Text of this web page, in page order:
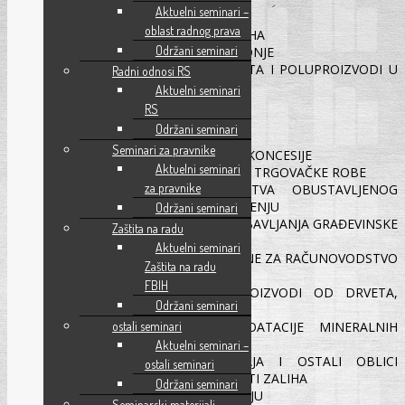
TEORETSKI TRETMAN ZALIHA
RAČUNOVODSTVO STICANJA ZALIHA
ZALIHE OBUSTAVLJENE PROIZVODNJE
PROIZVODNJA KOD KOOPERANATA I POLUPROIZVODI U
OBRADI I DORADI
METODE ZA OBRAČUN TROŠKA
VIŠKOVI I MANJKOVI ZALIHA
ZALIHE DOBIVENE IZ GOODWIIL-A
ZALIHE DOBIVENE KORIŠTENJEM KONCESIJE
SPECIFIČNOSTI RAČUNOVODSTVA TRGOVAČKE ROBE
STALNA SREDSTVA I SREDSTVA OBUSTAVLJENOG
POSLOVANJA NAMIJENJENA OTUĐENJU
ZALIHE DOBIVENE IZ PROCESA OBAVLJANJA GRAĐEVINSKE
DJELATNOSTI
ZAKON O PDV – VAŽNE NAPOMENE ZA RAČUNOVODSTVO
PROIZVODNJA NAMJEŠTAJA (PROIZVODI OD DRVETA,
METALA, TEKSTILA I SL.)
ZALIHE DOBIVENE IZ EKSPLOATACIJE MINERALNIH
SMANJENJE ZALIHA – PRODAJA I OSTALI OBLICI
OTUĐENJA KOLIČINE I VRIJEDNOSTI ZALIHA
ZALIHE U FINANSIJSKOM IZVJEŠTAJU
Aktuelni seminari –
oblast radnog prava
Održani seminari
Radni odnosi RS
Aktuelni seminari
RS
Održani seminari
Seminari za pravnike
Aktuelni seminari
za pravnike
Održani seminari
Zaštita na radu
Aktuelni seminari
Zaštita na radu
FBIH
Održani seminari
ostali seminari
Aktuelni seminari –
ostali seminari
Održani seminari